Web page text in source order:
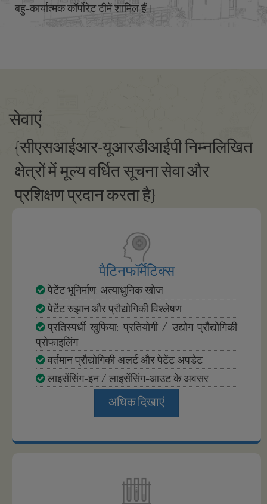
बहु-कार्यात्मक कॉर्पोरेट टीमें शामिल हैं।
सेवाएं
{सीएसआईआर-यूआरडीआईपी निम्नलिखित
क्षेत्रों में मूल्य वर्धित सूचना सेवा और
प्रशिक्षण प्रदान करता है}
पैटिनफॉर्मेटिक्स
पेटेंट भूनिर्माण: अत्याधुनिक खोज
पेटेंट रुझान और प्रौद्योगिकी विश्लेषण
प्रतिस्पर्धी खुफिया: प्रतियोगी / उद्योग प्रौद्योगिकी
प्रोफाइलिंग
वर्तमान प्रौद्योगिकी अलर्ट और पेटेंट अपडेट
लाइसेंसिंग-इन / लाइसेंसिंग-आउट के अवसर
अधिक दिखाएं